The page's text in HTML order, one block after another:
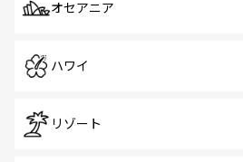
オセアニア
ハワイ
リゾート